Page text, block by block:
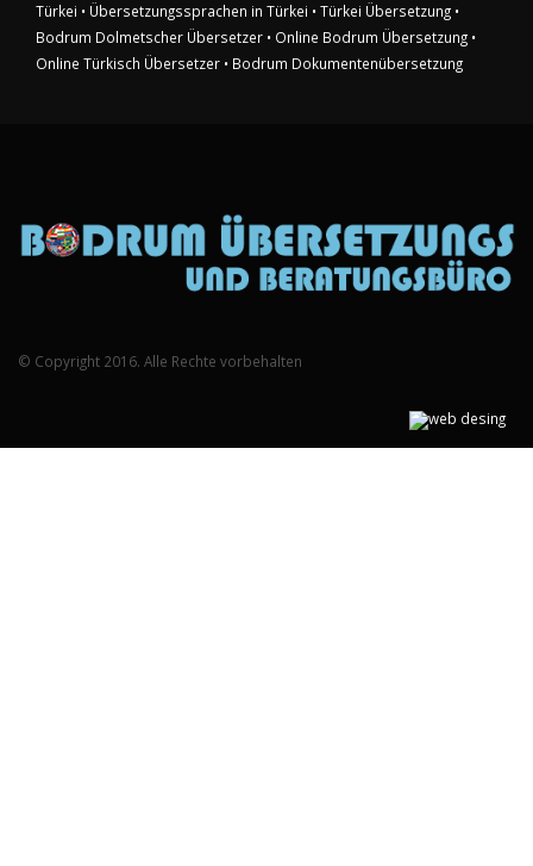
Türkei • Übersetzungssprachen in Türkei • Türkei Übersetzung •
Bodrum Dolmetscher Übersetzer • Online Bodrum Übersetzung •
Online Türkisch Übersetzer • Bodrum Dokumentenübersetzung
© Copyright 2016. Alle Rechte vorbehalten